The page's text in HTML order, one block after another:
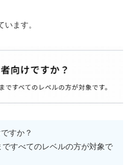
ます。
すか？
すべてのレベルの方が対象で